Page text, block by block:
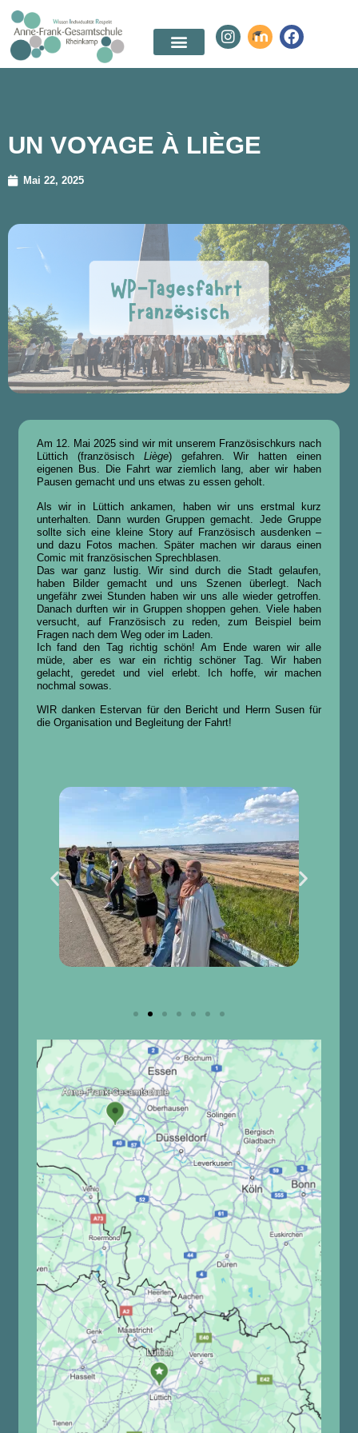
UN VOYAGE À LIÈGE
Mai 22, 2025
Am 12. Mai 2025 sind wir mit unserem Französischkurs nach
Lüttich (französisch Liège) gefahren. Wir hatten einen
eigenen Bus. Die Fahrt war ziemlich lang, aber wir haben
Pausen gemacht und uns etwas zu essen geholt.
Als wir in Lüttich ankamen, haben wir uns erstmal kurz
unterhalten. Dann wurden Gruppen gemacht. Jede Gruppe
sollte sich eine kleine Story auf Französisch ausdenken –
und dazu Fotos machen. Später machen wir daraus einen
Comic mit französischen Sprechblasen.
Das war ganz lustig. Wir sind durch die Stadt gelaufen,
haben Bilder gemacht und uns Szenen überlegt. Nach
ungefähr zwei Stunden haben wir uns alle wieder getroffen.
Danach durften wir in Gruppen shoppen gehen. Viele haben
versucht, auf Französisch zu reden, zum Beispiel beim
Fragen nach dem Weg oder im Laden.
Ich fand den Tag richtig schön! Am Ende waren wir alle
müde, aber es war ein richtig schöner Tag. Wir haben
gelacht, geredet und viel erlebt. Ich hoffe, wir machen
nochmal sowas.
WIR danken Estervan für den Bericht und Herrn Susen für
die Organisation und Begleitung der Fahrt!